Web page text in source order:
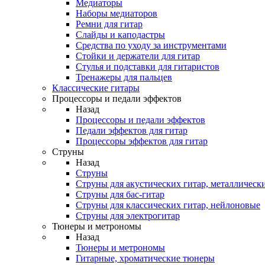
Медиаторы
Наборы медиаторов
Ремни для гитар
Слайды и каподастры
Средства по уходу за инструментами
Стойки и держатели для гитар
Стулья и подставки для гитаристов
Тренажеры для пальцев
Классические гитары
Процессоры и педали эффектов
Назад
Процессоры и педали эффектов
Педали эффектов для гитар
Процессоры эффектов для гитар
Струны
Назад
Струны
Струны для акустических гитар,
Струны для бас-гитар
Струны для классических гитар, нейлоновые
Струны для электрогитар
Тюнеры и метрономы
Назад
Тюнеры и метрономы
Гитарные, хроматические тюнеры